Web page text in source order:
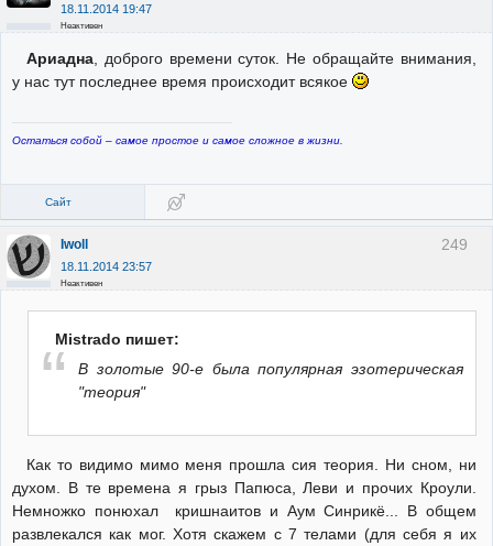
18.11.2014 19:47
Неактивен
Ариадна, доброго времени суток. Не обращайте внимания,
у нас тут последнее время происходит всякое
Остаться собой – самое простое и самое сложное в жизни.
Сайт
249
Iwoll
18.11.2014 23:57
Неактивен
Mistrado пишет:
В золотые 90-е была популярная эзотерическая
"теория"
Как то видимо мимо меня прошла сия теория. Ни сном, ни
духом. В те времена я грыз Папюса, Леви и прочих Кроули.
Немножко понюхал кришнаитов и Аум Синрикё... В общем
развлекался как мог. Хотя скажем с 7 телами (для себя я их